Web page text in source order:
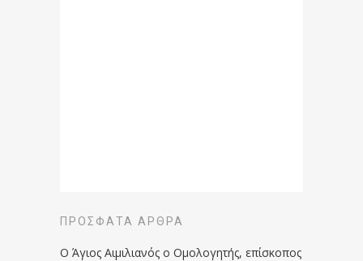
ΠΡΌΣΦΑΤΑ ΆΡΘΡΑ
Ο Άγιος Αιμιλιανός ο Ομολογητής, επίσκοπος